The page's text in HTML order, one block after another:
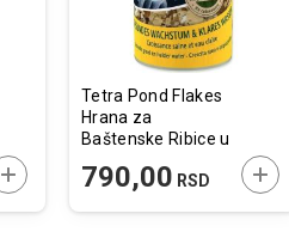
DODAJTE U KORPU
Tetra Pond Flakes
Hrana za
Baštenske Ribice u
790,00 RSD